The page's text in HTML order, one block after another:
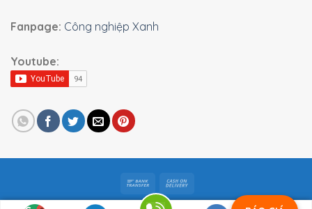
Fanpage: Công nghiệp Xanh
Youtube: